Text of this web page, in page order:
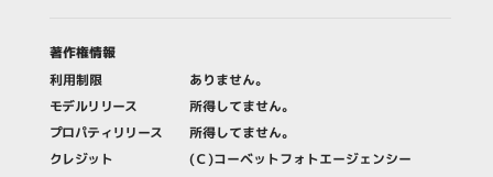
著作権情報
利用制限
ありません。
モデルリリース
所得してません。
プロパティリリース
所得してません。
クレジット
(Ｃ)コーベットフォトエージェンシー